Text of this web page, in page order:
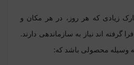
زیادی که هر روز، در هر مکان و
گرفته اند نیاز به سازماندهی دارند.
وسیله محصولی باشد که: